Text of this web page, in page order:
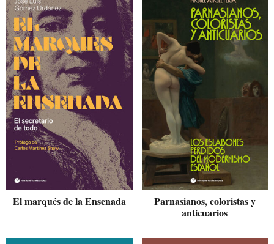
El marqués de la Ensenada
Parnasianos, coloristas y
anticuarios